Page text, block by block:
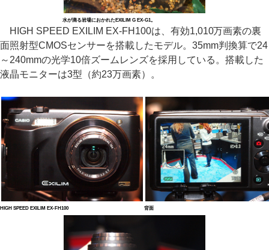
水が滴る岩場におかれたEXILIM G EX-G1。
HIGH SPEED EXILIM EX-FH100は、有効1,010万画素の裏
面照射型CMOSセンサーを搭載したモデル。35mm判換算で24
～240mmの光学10倍ズームレンズを採用している。搭載した
液晶モニターは3型（約23万画素）。
HIGH SPEED EXILIM EX-FH100 背面